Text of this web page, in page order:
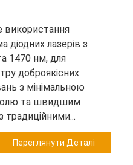
використання
діодних лазерів з
1470 нм, для
доброякісних
з мінімальною
та швидшим
традиційними...
Переглянути Деталі